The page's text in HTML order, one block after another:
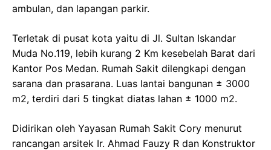
ambulan, dan lapangan parkir.
Terletak di pusat kota yaitu di Jl. Sultan Iskandar
Muda No.119, lebih kurang 2 Km kesebelah Barat dari
Kantor Pos Medan. Rumah Sakit dilengkapi dengan
sarana dan prasarana. Luas lantai bangunan ± 3000
m2, terdiri dari 5 tingkat diatas lahan ± 1000 m2.
Didirikan oleh Yayasan Rumah Sakit Cory menurut
rancangan arsitek Ir. Ahmad Fauzy R dan Konstruktor